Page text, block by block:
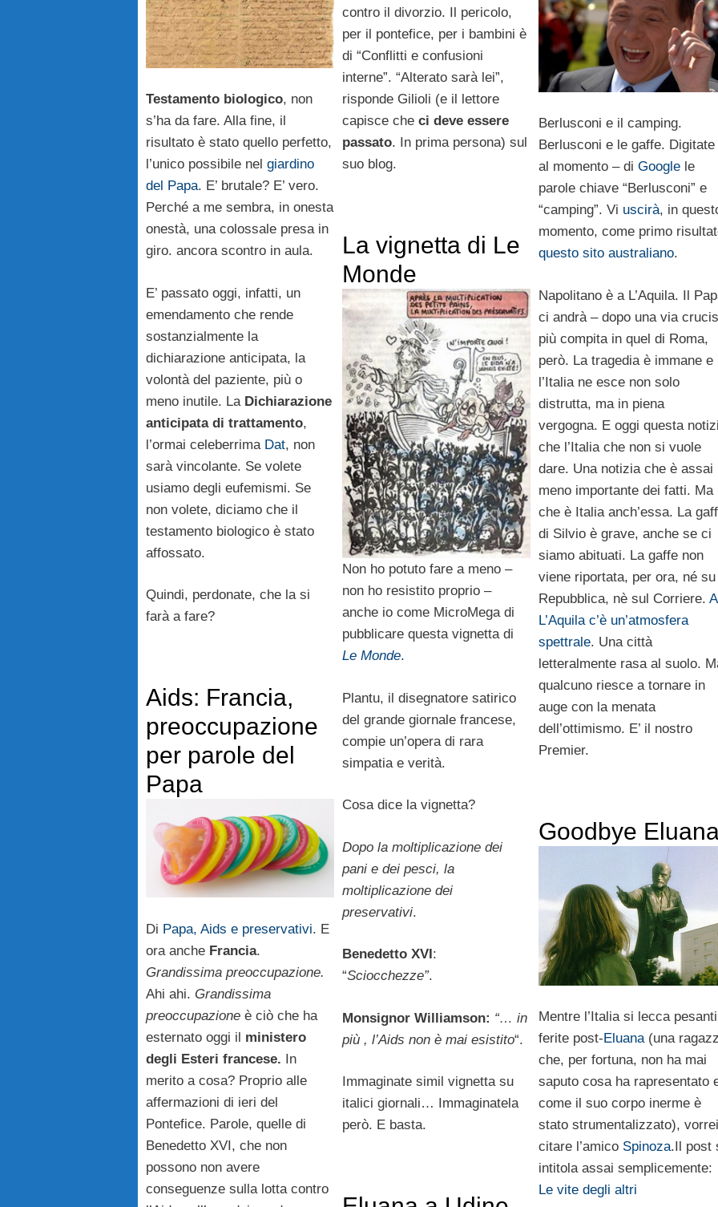
contro il divorzio. Il pericolo,
per il pontefice, per i bambini è
di “Conflitti e confusioni
interne”. “Alterato sarà lei”,
risponde Gilioli (e il lettore
capisce che ci deve essere
passato. In prima persona) sul
suo blog.
Berlusconi e il camping.
Berlusconi e le gaffe. Digitate
al momento – di Googlele
parole chiave “Berlusconi” e
“camping”. Vi uscirà, in
momento, come primo
questo sito australiano.
Napolitano è a L’Aquila. Il
ci andrà – dopo una via crucis
più compita in quel di Roma,
però. La tragedia è immane e
l’Italia ne esce non solo
distrutta, ma in piena
vergogna. E oggi questa
che l’Italia che non si vuole
dare. Una notizia che è assai
meno importante dei fatti. Ma
che è Italia anch’essa. La
di Silvio è grave, anche se ci
siamo abituati. La gaffe non
viene riportata, per ora, né su
Repubblica, nè sul Corriere. A
L’Aquila c’è un’atmosfera
spettrale. Una città
letteralmente rasa al suolo.
qualcuno riesce a tornare in
auge con la menata
dell’ottimismo. E’ il nostro
Premier.
Testamento biologico, non
s’ha da fare. Alla fine, il
risultato è stato quello perfetto,
l’unico possibile nel giardino
del Papa. E’ brutale? E’ vero.
Perché a me sembra, in onesta
onestà, una colossale presa in
giro. ancora scontro in aula.
E’ passato oggi, infatti, un
emendamento che rende
sostanzialmente la
dichiarazione anticipata, la
volontà del paziente, più o
meno inutile. La Dichiarazione
anticipata di trattamento,
l’ormai celeberrima Dat, non
sarà vincolante. Se volete
usiamo degli eufemismi. Se
non volete, diciamo che il
testamento biologico è stato
affossato.
Quindi, perdonate, che la si
farà a fare?
La vignetta di Le
Monde
Non ho potuto fare a meno –
non ho resistito proprio –
anche io come MicroMega di
pubblicare questa vignetta di
Le Monde.
Plantu, il disegnatore satirico
del grande giornale francese,
compie un’opera di rara
simpatia e verità.
Cosa dice la vignetta?
Dopo la moltiplicazione dei
pani e dei pesci, la
moltiplicazione dei
preservativi.
Benedetto XVI :
“Sciocchezze”.
Monsignor Williamson: “… in
più , l’Aids non è mai esistito“.
Immaginate simil vignetta su
italici giornali… Immaginatela
però. E basta.
Aids: Francia,
preoccupazione
per parole del
Papa
Di Papa, Aids e preservativi. E
ora anche Francia.
Grandissima preoccupazione.
Ahi ahi. Grandissima
preoccupazione è ciò che ha
esternato oggi il ministero
degli Esteri francese. In
merito a cosa? Proprio alle
affermazioni di ieri del
Pontefice. Parole, quelle di
Benedetto XVI, che non
possono non avere
conseguenze sulla lotta contro
Goodbye
Mentre l’Italia si lecca pesanti
ferite post- Eluana(una
che, per fortuna, non ha mai
saputo cosa ha rapresentato
come il suo corpo inerme è
stato strumentalizzato), vorrei
citare l’amico Spinoza.Il post
intitola assai semplicemente:
Le vite degli altri